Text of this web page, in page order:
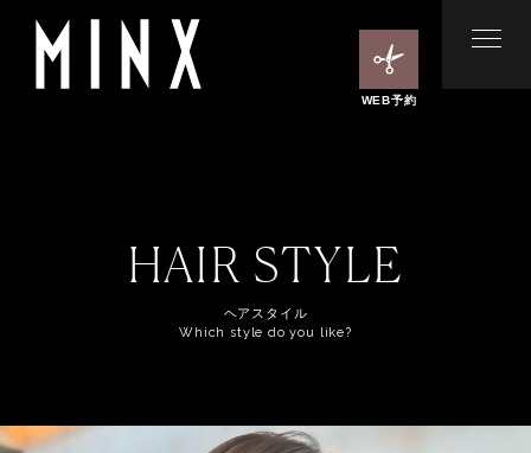
WEB予約
HAIR STYLE
ヘアスタイル
Which style do you like?